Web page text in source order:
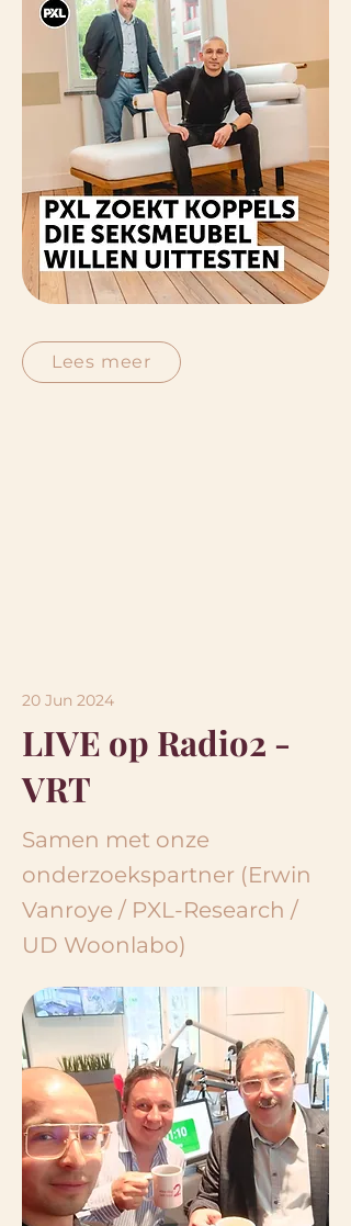
Lees meer
20 Jun 2024
LIVE op Radio2 -
VRT
Samen met onze
onderzoekspartner (Erwin
Vanroye / PXL-Research /
UD Woonlabo)